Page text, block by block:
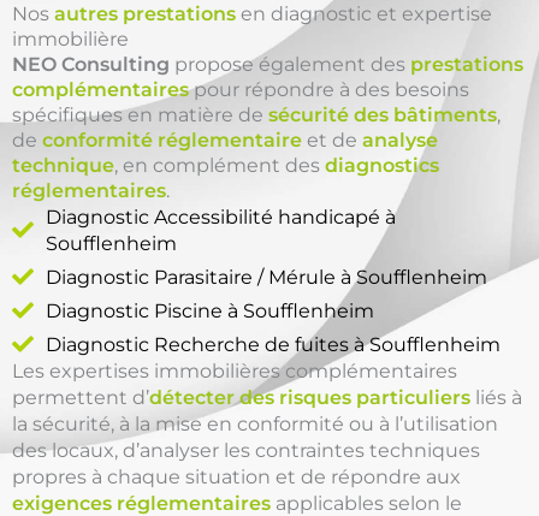
Nos autres prestations en diagnostic et expertise
immobilière
NEO Consulting propose également des prestations
complémentairespour répondre à des besoins
spécifiques en matière de sécurité des bâtiments,
de conformité réglementaire et de analyse
technique, en complément des diagnostics
réglementaires.
Diagnostic Accessibilité handicapé à
Soufflenheim
Diagnostic Parasitaire / Mérule à Soufflenheim
Diagnostic Piscine à Soufflenheim
Diagnostic Recherche de fuites à Soufflenheim
Les expertises immobilières complémentaires
permettent d’détecter des risques particuliers liés à
la sécurité, à la mise en conformité ou à l’utilisation
des locaux, d’analyser les contraintes techniques
propres à chaque situation et de répondre aux
exigences réglementaires applicables selon le